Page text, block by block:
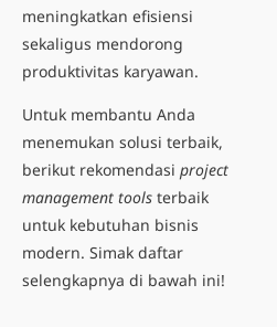
meningkatkan efisiensi
sekaligus mendorong
produktivitas karyawan.
Untuk membantu Anda
menemukan solusi terbaik,
berikut rekomendasi project
management tools terbaik
untuk kebutuhan bisnis
modern. Simak daftar
selengkapnya di bawah ini!